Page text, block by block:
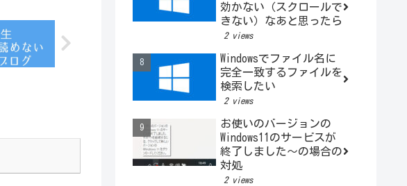
効かない（スクロールで
きない）なあと思ったら
2 views
Windowsでファイル名に
完全一致するファイルを
検索したい
2 views
お使いのバージョンの
Windows11のサービスが
終了しました～の場合の
対処
2 views